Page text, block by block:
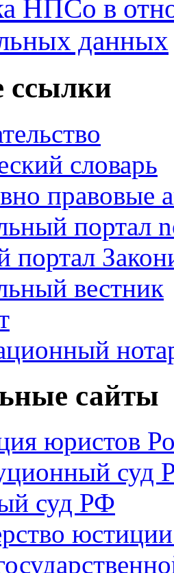
НПСо в
данных
ссылки
словарь
правовые
портал
портал
вестник
сайты
юристов
суд
суд РФ